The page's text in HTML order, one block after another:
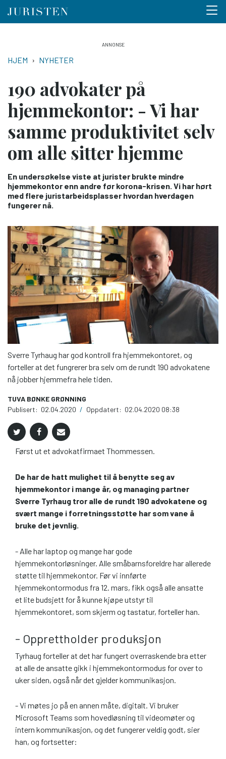
hovedinnhold
Menu
NAVIGASJONSSTI
HJEM NYHETER
190 advokater på
hjemmekontor: - Vi har
samme produktivitet selv
om alle sitter hjemme
En undersøkelse viste at jurister brukte mindre
hjemmekontor enn andre før korona-krisen. Vi har hørt
med flere juristarbeidsplasser hvordan hverdagen
fungerer nå.
Sverre Tyrhaug har god kontroll fra hjemmekontoret, og
forteller at det fungrerer bra selv om de rundt 190 advokatene
nå jobber hjemmefra hele tiden.
TUVA BØNKE GRØNNING
Publisert: 02.04.2020 / Oppdatert: 02.04.2020 08:38
Først ut et advokatfirmaet Thommessen.
De har de hatt mulighet til å benytte seg av
hjemmekontor i mange år, og managing partner
Sverre Tyrhaug tror alle de rundt 190 advokatene og
svært mange i forretningsstøtte har som vane å
bruke det jevnlig.
- Alle har laptop og mange har gode
hjemmekontorløsninger. Alle småbarnsforeldre har allerede
støtte til hjemmekontor. Før vi innførte
hjemmekontormodus fra 12. mars, fikk også alle ansatte
et lite budsjett for å kunne kjøpe utstyr til
hjemmekontoret, som skjerm og tastatur, forteller han.
- Opprettholder produksjon
Tyrhaug forteller at det har fungert overraskende bra etter
at alle de ansatte gikk i hjemmekontormodus for over to
uker siden, også når det gjelder kommunikasjon.
- Vi møtes jo på en annen måte, digitalt. Vi bruker
Microsoft Teams som hovedløsning til videomøter og
intern kommunikasjon, og det fungerer veldig godt, sier
han, og fortsetter: